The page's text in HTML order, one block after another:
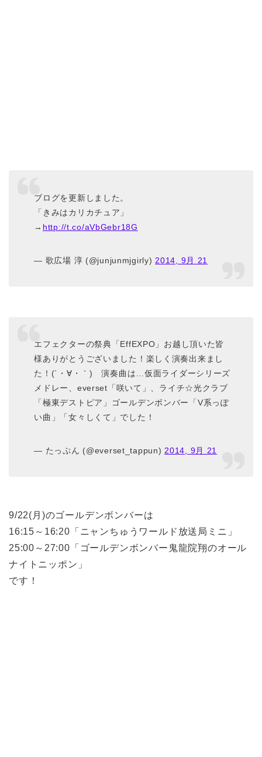
ブログを更新しました。
「きみはカリカチュア」
→ http://t.co/aVbGebr18G
— 歌広場 淳 (@junjunmjgirly) 2014, 9月 21
エフェクターの祭典「EffEXPO」お越し頂いた皆
様ありがとうございました！楽しく演奏出来まし
た！(´・∀・｀) 演奏曲は…仮面ライダーシリーズ
メドレー、everset「咲いて」、ライチ☆光クラブ
「極東デストピア」ゴールデンボンバー「V系っぽ
い曲」「女々しくて」でした！
— たっぷん (@everset_tappun)2014, 9月 21
9/22(月)のゴールデンボンバーは
16:15～16:20「ニャンちゅうワールド放送局ミニ」
25:00～27:00「ゴールデンボンバー鬼龍院翔のオール
ナイトニッポン」
です！